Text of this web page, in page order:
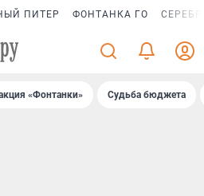
ПИТЕР ФОНТАНКА ГО
«Фонтанки» Судьба бюджета